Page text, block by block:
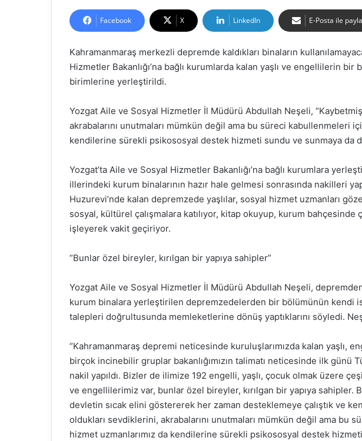
Facebook X LinkedIn E-Posta ile
Kahramanmaraş merkezli depremde kaldıkları binaların
Hizmetler Bakanlığı’na bağlı kurumlarda kalan yaşlı ve engellilerin bir
birimlerine yerleştirildi.
Yozgat Aile ve Sosyal Hizmetler İl Müdürü Abdullah Neşeli,
akrabalarını unutmaları mümkün değil ama bu süreci kabullenmeleri
kendilerine sürekli psikososyal destek hizmeti sundu ve sunmaya da
Yozgat’ta Aile ve Sosyal Hizmetler Bakanlığı’na bağlı kurumlara
illerindeki kurum binalarının hazır hale gelmesi sonrasında nakilleri
Huzurevi’nde kalan depremzede yaşlılar, sosyal hizmet uzmanları
sosyal, kültürel çalışmalara katılıyor, kitap okuyup, kurum bahçesinde
işleyerek vakit geçiriyor.
“Bunlar özel bireyler, kırılgan bir yapıya sahipler”
Yozgat Aile ve Sosyal Hizmetler İl Müdürü Abdullah Neşeli,
kurum binalara yerleştirilen depremzedelerden bir bölümünün kendi
talepleri doğrultusunda memleketlerine dönüş yaptıklarını söyledi.
“Kahramanmaraş depremi neticesinde kuruluşlarımızda kalan yaşlı,
birçok incinebilir gruplar bakanlığımızın talimatı neticesinde ilk günü
nakil yapıldı. Bizler de ilimize 192 engelli, yaşlı, çocuk olmak üzere
ve engellilerimiz var, bunlar özel bireyler, kırılgan bir yapıya sahipler.
devletin sıcak elini göstererek her zaman desteklemeye çalıştık ve
oldukları sevdiklerini, akrabalarını unutmaları mümkün değil ama bu
hizmet uzmanlarımız da kendilerine sürekli psikososyal destek